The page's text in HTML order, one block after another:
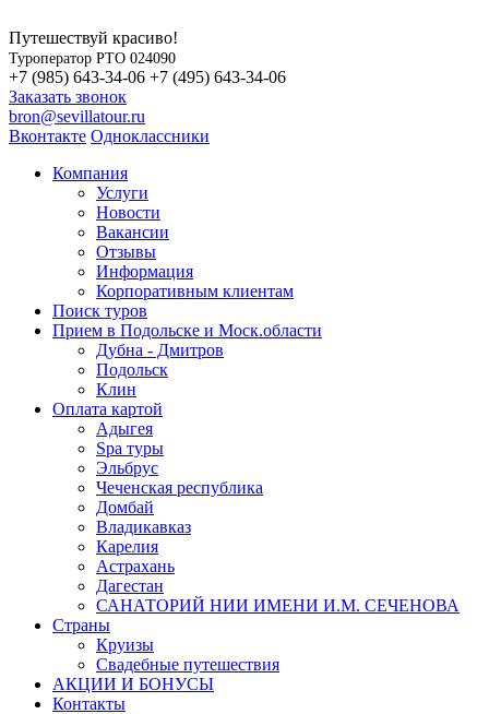
Путешествуй красиво!
Туроператор РТО 024090
+7 (985) 643-34-06 +7 (495) 643-34-06
Заказать звонок
bron@sevillatour.ru
Вконтакте Одноклассники
Компания
Услуги
Новости
Вакансии
Отзывы
Информация
Корпоративным клиентам
Поиск туров
Прием в Подольске и Моск.области
Дубна - Дмитров
Подольск
Клин
Оплата картой
Адыгея
Spa туры
Эльбрус
Чеченская республика
Домбай
Владикавказ
Карелия
Астрахань
Дагестан
САНАТОРИЙ НИИ ИМЕНИ И.М. СЕЧЕНОВА
Страны
Круизы
Свадебные путешествия
АКЦИИ И БОНУСЫ
Контакты